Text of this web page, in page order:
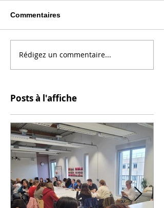
Commentaires
Rédigez un commentaire...
Posts à l'affiche